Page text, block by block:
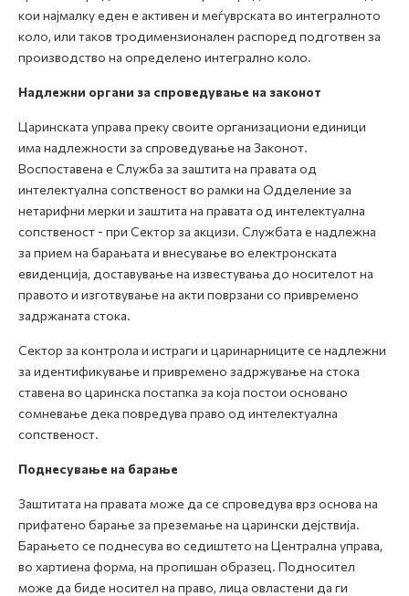
кои најмалку еден е активен и меѓуврската во интегралното
коло, или таков тродимензионален распоред подготвен за
производство на определено интегрално коло.
Надлежни органи за спроведување на законот
Царинската управа преку своите организациони единици
има надлежности за спроведување на Законот.
Воспоставена е Служба за заштита на правата од
интелектуална сопственост во рамки на Одделение за
нетарифни мерки и заштита на правата од интелектуална
сопственост - при Сектор за акцизи. Службата е надлежна
за прием на барањата и внесување во електронската
евиденција, доставување на известувања до носителот на
правото и изготвување на акти поврзани со привремено
задржаната стока.
Сектор за контрола и истраги и царинарниците се надлежни
за идентификување и привремено задржување на стока
ставена во царинска постапка за која постои основано
сомневање дека повредува право од интелектуална
сопственост.
Поднесување на барање
Заштитата на правата може да се спроведува врз основа на
прифатено барање за преземање на царински дејствија.
Барањето се поднесува во седиштето на Централна управа,
во хартиена форма, на пропишан образец. Подносител
може да биде носител на право, лица овластени да ги